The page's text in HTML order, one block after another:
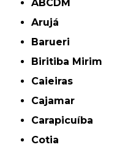
ABCDM
Arujá
Barueri
Biritiba Mirim
Caieiras
Cajamar
Carapicuíba
Cotia